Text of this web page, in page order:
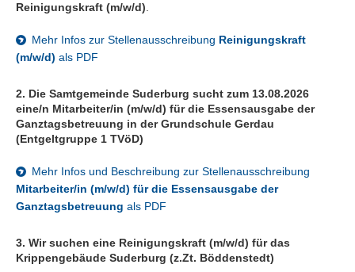
Reinigungskraft (m/w/d).
Mehr Infos zur Stellenausschreibung Reinigungskraft
(m/w/d) als PDF
2. Die Samtgemeinde Suderburg sucht zum 13.08.2026
eine/n Mitarbeiter/in (m/w/d) für die Essensausgabe der
Ganztagsbetreuung in der Grundschule Gerdau
(Entgeltgruppe 1 TVöD)
Mehr Infos und Beschreibung zur Stellenausschreibung
Mitarbeiter/in (m/w/d) für die Essensausgabe der
Ganztagsbetreuung als PDF
3. Wir suchen eine Reinigungskraft (m/w/d) für das
Krippengebäude Suderburg (z.Zt. Böddenstedt)